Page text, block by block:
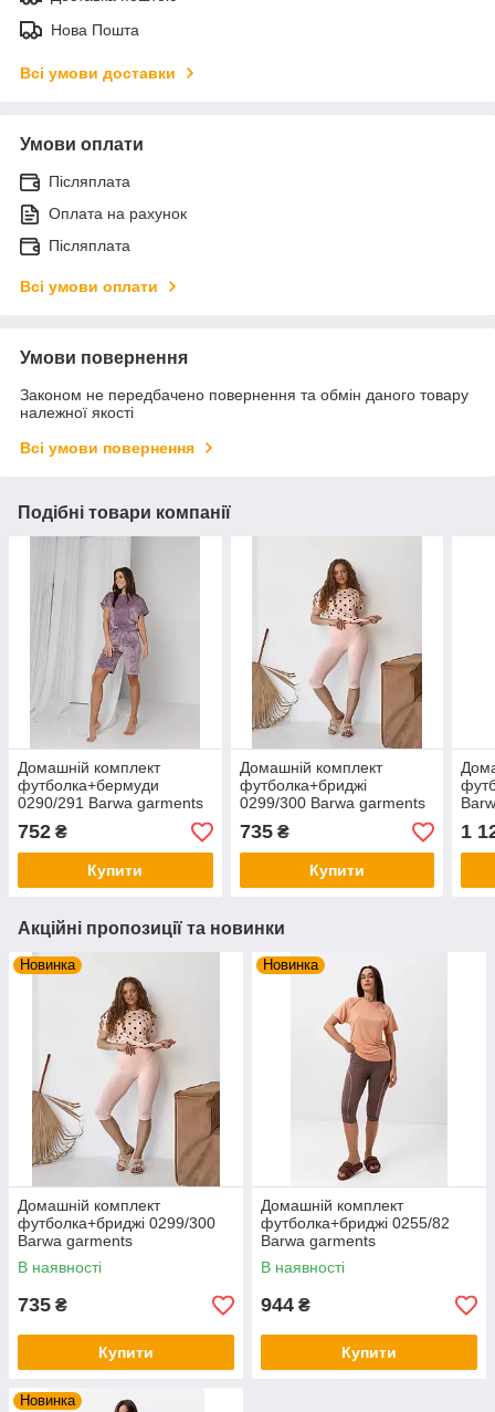
Нова Пошта
Всі умови доставки
Умови оплати
Післяплата
Оплата на рахунок
Післяплата
Всі умови оплати
Умови повернення
Законом не передбачено повернення та обмін даного товару
належної якості
Всі умови повернення
Подібні товари компанії
Домашній комплект
футболка+бермуди
0290/291 Barwa garments
752 ₴
Купити
Домашній комплект
футболка+бриджі
0299/300 Barwa garments
735₴
Купити
1
Акційні пропозиції та новинки
Новинка
Домашній комплект
футболка+бриджі 0299/300
Barwa garments
В наявності
735 ₴
Купити
Новинка
Домашній комплект
футболка+бриджі 0255/82
Barwa garments
В наявності
944 ₴
Купити
Новинка